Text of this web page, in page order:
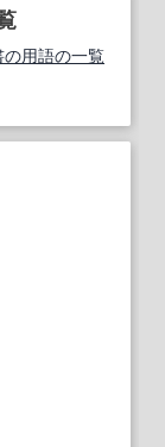
の用語の一覧